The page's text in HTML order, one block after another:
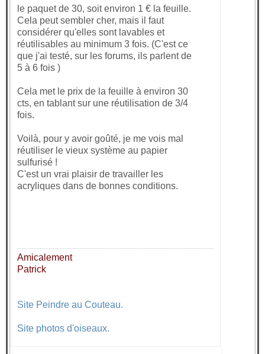
le paquet de 30, soit environ 1 € la feuille.
Cela peut sembler cher, mais il faut
considérer qu'elles sont lavables et
réutilisables au minimum 3 fois. (C'est ce
que j'ai testé, sur les forums, ils parlent de
5 à 6 fois )
Cela met le prix de la feuille à environ 30
cts, en tablant sur une réutilisation de 3/4
fois.
Voilà, pour y avoir goûté, je me vois mal
réutiliser le vieux système au papier
sulfurisé !
C'est un vrai plaisir de travailler les
acryliques dans de bonnes conditions.
Amicalement
Patrick
Site Peindre au Couteau.
Site photos d'oiseaux.